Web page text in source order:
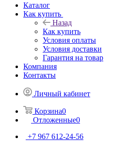
Каталог
Как купить
Назад
Как купить
Условия оплаты
Условия доставки
Гарантия на товар
Компания
Контакты
Личный кабинет
Корзина0
Отложенные0
+7 967 612-24-56